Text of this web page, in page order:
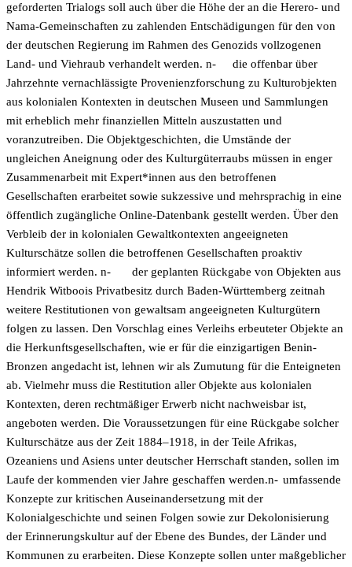
geforderten Trialogs soll auch über die Höhe der an die Herero- und
Nama-Gemeinschaften zu zahlenden Entschädigungen für den von
der deutschen Regierung im Rahmen des Genozids vollzogenen
Land- und Viehraub verhandelt werden. n-
die offenbar über
Jahrzehnte vernachlässigte Provenienzforschung zu Kulturobjekten
aus kolonialen Kontexten in deutschen Museen und Sammlungen
mit erheblich mehr finanziellen Mitteln auszustatten und
voranzutreiben. Die Objektgeschichten, die Umstände der
ungleichen Aneignung oder des Kulturgüterraubs müssen in enger
Zusammenarbeit mit Expert*innen aus den betroffenen
Gesellschaften erarbeitet sowie sukzessive und mehrsprachig in eine
öffentlich zugängliche Online-Datenbank gestellt werden. Über den
Verbleib der in kolonialen Gewaltkontexten angeeigneten
Kulturschätze sollen die betroffenen Gesellschaften proaktiv
informiert werden. n-
der geplanten Rückgabe von Objekten aus
Hendrik Witboois Privatbesitz durch Baden-Württemberg zeitnah
weitere Restitutionen von gewaltsam angeeigneten Kulturgütern
folgen zu lassen. Den Vorschlag eines Verleihs erbeuteter Objekte an
die Herkunftsgesellschaften, wie er für die einzigartigen Benin-
Bronzen angedacht ist, lehnen wir als Zumutung für die Enteigneten
ab. Vielmehr muss die Restitution aller Objekte aus kolonialen
Kontexten, deren rechtmäßiger Erwerb nicht nachweisbar ist,
angeboten werden. Die Voraussetzungen für eine Rückgabe solcher
Kulturschätze aus der Zeit 1884–1918, in der Teile Afrikas,
Ozeaniens und Asiens unter deutscher Herrschaft standen, sollen im
Laufe der kommenden vier Jahre geschaffen werden.n- umfassende
Konzepte zur kritischen Auseinandersetzung mit der
Kolonialgeschichte und seinen Folgen sowie zur Dekolonisierung
der Erinnerungskultur auf der Ebene des Bundes, der Länder und
Kommunen zu erarbeiten. Diese Konzepte sollen unter maßgeblicher